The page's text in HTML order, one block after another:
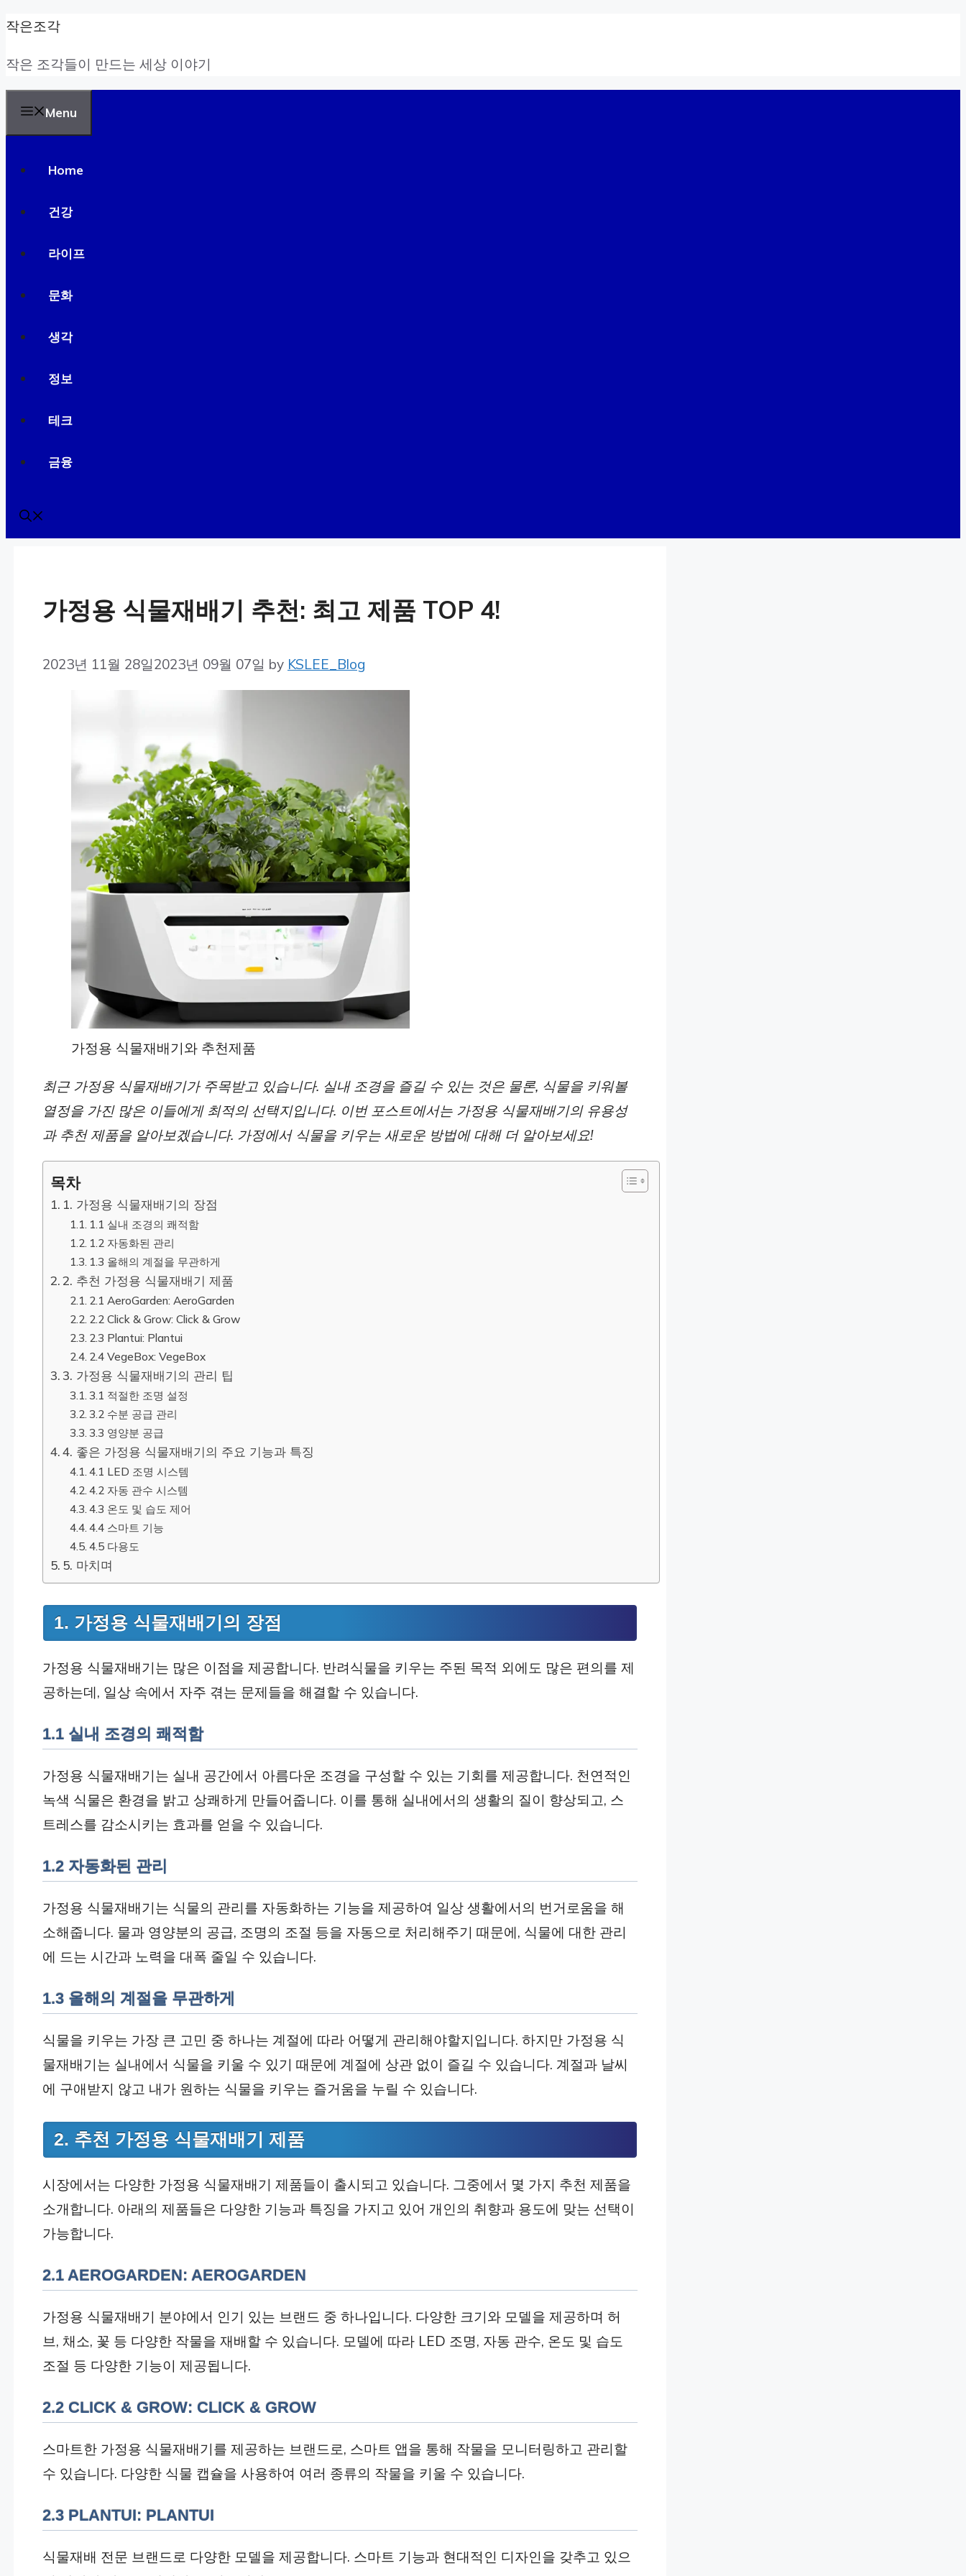
Skip
content
작은조각
작은 조각들이 만드는 세상 이야기
Menu
Home
건강
라이프
문화
생각
정보
테크
금융
가정용 식물재배기 추천: 최고 제품 TOP 4!
2023년 11월 28일2023년 09월 07일 by KSLEE_Blog
가정용 식물재배기와 추천제품
최근 가정용 식물재배기가 주목받고 있습니다. 실내 조경을 즐길 수 있는 것은 물론, 식물을 키워볼
열정을 가진 많은 이들에게 최적의 선택지입니다. 이번 포스트에서는 가정용 식물재배기의 유용성
과 추천 제품을 알아보겠습니다. 가정에서 식물을 키우는 새로운 방법에 대해 더 알아보세요!
목차
1. 가정용 식물재배기의 장점
1.1 실내 조경의 쾌적함
1.2 자동화된 관리
1.3 올해의 계절을 무관하게
2. 추천 가정용 식물재배기 제품
2.1 AeroGarden: AeroGarden
2.2 Click & Grow: Click & Grow
2.3 Plantui: Plantui
2.4 VegeBox: VegeBox
3. 가정용 식물재배기의 관리 팁
3.1 적절한 조명 설정
3.2 수분 공급 관리
3.3 영양분 공급
4. 좋은 가정용 식물재배기의 주요 기능과 특징
4.1 LED 조명 시스템
4.2 자동 관수 시스템
4.3 온도 및 습도 제어
4.4 스마트 기능
4.5 다용도
5. 마치며
1. 가정용 식물재배기의 장점
가정용 식물재배기는 많은 이점을 제공합니다. 반려식물을 키우는 주된 목적 외에도 많은 편의를 제
공하는데, 일상 속에서 자주 겪는 문제들을 해결할 수 있습니다.
1.1 실내 조경의 쾌적함
가정용 식물재배기는 실내 공간에서 아름다운 조경을 구성할 수 있는 기회를 제공합니다. 천연적인
녹색 식물은 환경을 밝고 상쾌하게 만들어줍니다. 이를 통해 실내에서의 생활의 질이 향상되고, 스
트레스를 감소시키는 효과를 얻을 수 있습니다.
1.2 자동화된 관리
가정용 식물재배기는 식물의 관리를 자동화하는 기능을 제공하여 일상 생활에서의 번거로움을 해
소해줍니다. 물과 영양분의 공급, 조명의 조절 등을 자동으로 처리해주기 때문에, 식물에 대한 관리
에 드는 시간과 노력을 대폭 줄일 수 있습니다.
1.3 올해의 계절을 무관하게
식물을 키우는 가장 큰 고민 중 하나는 계절에 따라 어떻게 관리해야할지입니다. 하지만 가정용 식
물재배기는 실내에서 식물을 키울 수 있기 때문에 계절에 상관 없이 즐길 수 있습니다. 계절과 날씨
에 구애받지 않고 내가 원하는 식물을 키우는 즐거움을 누릴 수 있습니다.
2. 추천 가정용 식물재배기 제품
시장에서는 다양한 가정용 식물재배기 제품들이 출시되고 있습니다. 그중에서 몇 가지 추천 제품을
소개합니다. 아래의 제품들은 다양한 기능과 특징을 가지고 있어 개인의 취향과 용도에 맞는 선택이
가능합니다.
2.1 AEROGARDEN: AEROGARDEN
가정용 식물재배기 분야에서 인기 있는 브랜드 중 하나입니다. 다양한 크기와 모델을 제공하며 허
브, 채소, 꽃 등 다양한 작물을 재배할 수 있습니다. 모델에 따라 LED 조명, 자동 관수, 온도 및 습도
조절 등 다양한 기능이 제공됩니다.
2.2 CLICK & GROW: CLICK & GROW
스마트한 가정용 식물재배기를 제공하는 브랜드로, 스마트 앱을 통해 작물을 모니터링하고 관리할
수 있습니다. 다양한 식물 캡슐을 사용하여 여러 종류의 작물을 키울 수 있습니다.
2.3 PLANTUI: PLANTUI
식물재배 전문 브랜드로 다양한 모델을 제공합니다. 스마트 기능과 현대적인 디자인을 갖추고 있으